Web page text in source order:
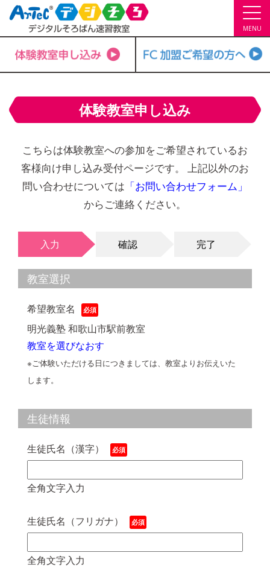
MENU
体験教室申し込み
こちらは体験教室への参加をご希望されているお
客様向け申し込み受付ページです。 上記以外のお
問い合わせについては 「お問い合わせフォーム」
からご連絡ください。
入力 確認 完了
教室選択
希望教室名
明光義塾 和歌山市駅前教室
教室を選びなおす
※ご体験いただける日につきましては、教室よりお伝えいた
します。
生徒情報
生徒氏名（漢字）
全角文字入力
生徒氏名（フリガナ）
全角文字入力